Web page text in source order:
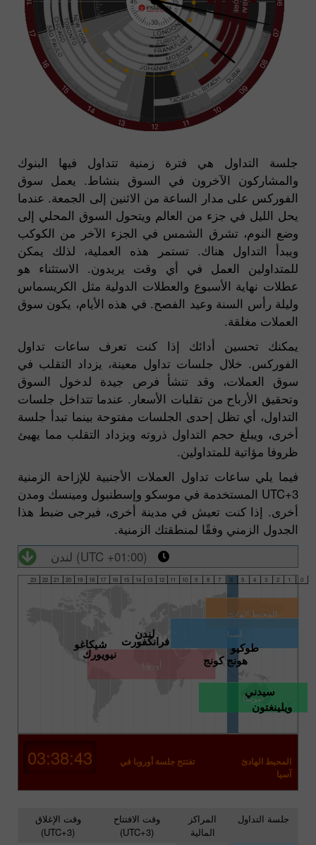
جلسة التداول هي فترة زمنية تتداول فيها البنوك
والمشاركون الآخرون في السوق بنشاط. يعمل سوق
الفوركس على مدار الساعة من الاثنين إلى الجمعة. عندما
يحل الليل في جزء من العالم ويتحول السوق المحلي إلى
وضع النوم، تشرق الشمس في الجزء الآخر من الكوكب
ويبدأ التداول هناك. تستمر هذه العملية، لذلك يمكن
للمتداولين العمل في أي وقت يريدون. الاستثناء هو
عطلات نهاية الأسبوع والعطلات الدولية مثل الكريسماس
وليلة رأس السنة وعيد الفصح. في هذه الأيام، يكون سوق
العملات مغلقة.
يمكنك تحسين أدائك إذا كنت تعرف ساعات تداول
الفوركس. خلال جلسات تداول معينة، يزداد التقلب في
سوق العملات، وقد تنشأ فرص جيدة لدخول السوق
وتحقيق الأرباح من تقلبات الأسعار. عندما تتداخل جلسات
التداول، أي تظل إحدى الجلسات مفتوحة بينما تبدأ جلسة
أخرى، ويبلغ حجم التداول ذروته ويزداد التقلب مما يهيئ
ظروفا مؤاتية للمتداولين.
فيما يلي ساعات تداول العملات الأجنبية للإزاحة الزمنية
UTC+3 المستخدمة في موسكو وإسطنبول ومينسك ومدن
أخرى. إذا كنت تعيش في مدينة أخرى، فيرجى ضبط هذا
الجدول الزمني وفقًا لمنطقتك الزمنية.
(UTC +01:00) لندن
23 22 21 20 19 18 17 16 15 14 13 12 11 10 9 8 7 6 5 4 3 2 1 0
طوكيو
هونج كونج
فرانكفورت
لندن
نيويورك
شيكاغو
ويلينغتون
سيدني
المحيط الهادئ
آسيا
أوروبا
أمريكا
المحيط الهادئ
آسيا
تفتتح جلسة أوروبا في 03:38:42
جلسة التداول
المراكز
المالية
وقت الافتتاح
(UTC+3)
وقت الإغلاق
(UTC+3)